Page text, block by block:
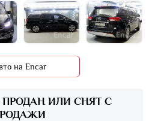
ИЛИ СНЯТ С
на Encar